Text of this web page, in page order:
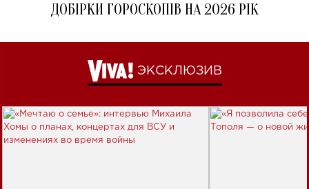
ДОБІРКИ ГОРОСКОПІВ НА 2026 РІК
ЭКСКЛЮЗИВ